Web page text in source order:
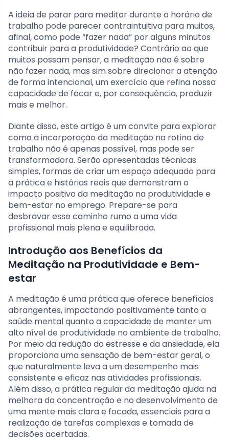
A ideia de parar para meditar durante o horário de
trabalho pode parecer contraintuitiva para muitos,
afinal, como pode “fazer nada” por alguns minutos
contribuir para a produtividade? Contrário ao que
muitos possam pensar, a meditação não é sobre
não fazer nada, mas sim sobre direcionar a atenção
de forma intencional, um exercício que refina nossa
capacidade de focar e, por consequência, produzir
mais e melhor.
Diante disso, este artigo é um convite para explorar
como a incorporação da meditação na rotina de
trabalho não é apenas possível, mas pode ser
transformadora. Serão apresentadas técnicas
simples, formas de criar um espaço adequado para
a prática e histórias reais que demonstram o
impacto positivo da meditação na produtividade e
bem-estar no emprego. Prepare-se para
desbravar esse caminho rumo a uma vida
profissional mais plena e equilibrada.
Introdução aos Benefícios da
Meditação na Produtividade e Bem-
estar
A meditação é uma prática que oferece benefícios
abrangentes, impactando positivamente tanto a
saúde mental quanto a capacidade de manter um
alto nível de produtividade no ambiente de trabalho.
Por meio da redução do estresse e da ansiedade, ela
proporciona uma sensação de bem-estar geral, o
que naturalmente leva a um desempenho mais
consistente e eficaz nas atividades profissionais.
Além disso, a prática regular da meditação ajuda na
melhora da concentração e no desenvolvimento de
uma mente mais clara e focada, essenciais para a
realização de tarefas complexas e tomada de
decisões acertadas.